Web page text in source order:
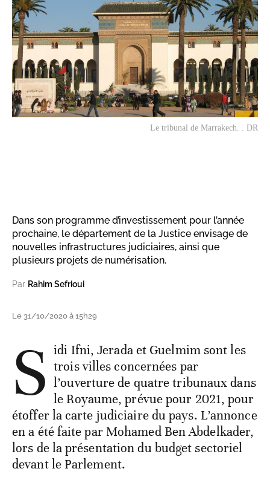
Le tribunal de Marrakech. . DR
Dans son programme d’investissement pour l’année
prochaine, le département de la Justice envisage de
nouvelles infrastructures judiciaires, ainsi que
plusieurs projets de numérisation.
Par Rahim Sefrioui
Le 31/10/2020 à 15h29
S idi Ifni, Jerada et Guelmim sont les
trois villes concernées par
l’ouverture de quatre tribunaux dans
le Royaume, prévue pour 2021, pour
étoffer la carte judiciaire du pays. L’annonce
en a été faite par Mohamed Ben Abdelkader,
lors de la présentation du budget sectoriel
devant le Parlement.